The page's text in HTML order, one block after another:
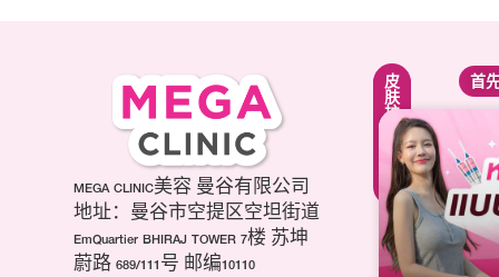
MEGA CLINIC美容 曼谷有限公司
地址：曼谷市空提区空坦街道
EmQuartier BHIRAJ TOWER 7楼 苏坤
蔚路 689/111号 邮编10110
面
部
轮
廓
调
整
项
目
肉
毒
杆
紧
致
提
升
疗
程
第
三
代
海
皮
肤
护
理
疗
程
美
白
针
祛
首